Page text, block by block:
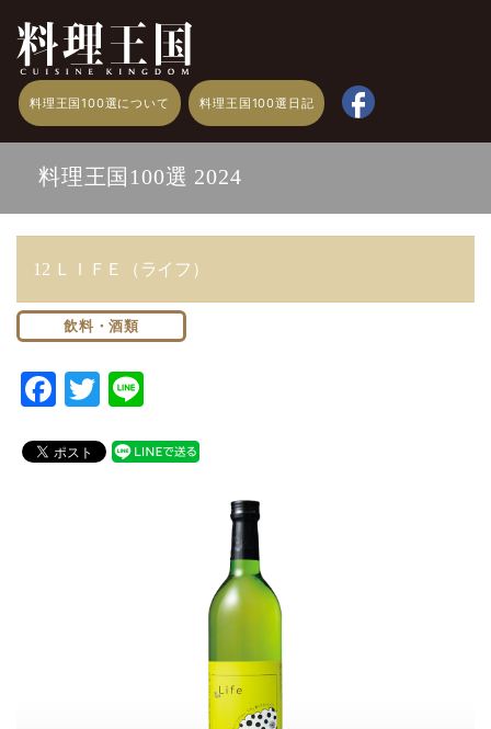
料理王国100選について 料理王国100選日記
料理王国100選 2024
12 ＬＩＦＥ（ライフ）
飲料・酒類
F
c
T
it e